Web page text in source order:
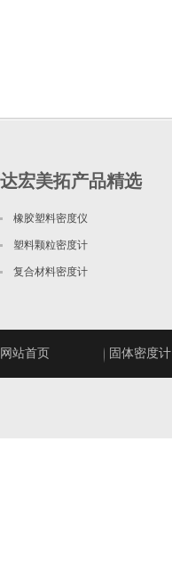
达宏美拓产品精选
橡胶塑料密度仪
塑料颗粒密度计
复合材料密度计
网站首页 固体密度计